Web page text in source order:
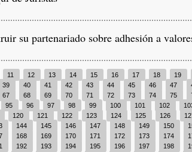
su partenariado sobre adhesión a
11 12 13 14 15 16 17 18
19
39 40 41 42 43 44 45 46 47
67 68 69 70 71 72 73 74 75
95 96 97 98 99 100 101 102
120 121 122 123 124 125 126
144 145 146 147 148 149 150
168 169 170 171 172 173 174
192 193 194 195 196 197 198